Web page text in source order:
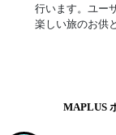
行います。ユー
楽しい旅のお供
MAPLUS